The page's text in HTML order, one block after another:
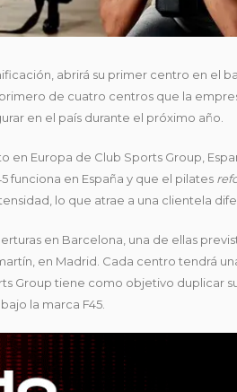
abrirá su primer centro en el
de cuatro centros que la
en el país durante el próximo año.
en Europa de Club Sports Group,
funciona en España y que el pilates
lo que atrae a una clientela
en Barcelona, una de ellas
en Madrid. Cada centro tendrá
Group tiene como objetivo duplicar
la marca F45.